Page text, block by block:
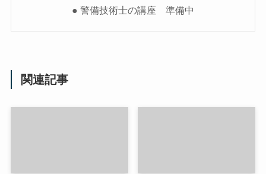
● 警備技術士の講座 準備中
関連記事